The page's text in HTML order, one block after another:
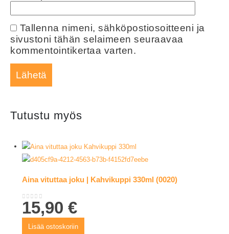
Tallenna nimeni, sähköpostiosoitteeni ja
sivustoni tähän selaimeen seuraavaa
kommentointikertaa varten.
Tutustu myös
Aina vituttaa joku | Kahvikuppi 330ml (0020)
0out of 5
15,90€
Lisää ostoskoriin